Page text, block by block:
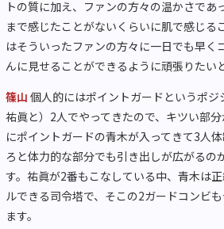
トの質に加え、ファンの方々の温かさであ
まで感じたことがないくらいに肌で感じる
はそういったファンの方々に一日でも早く
んに見せることができるように頑張りたい
篠山 個人的にはポイントガードというポ
祐眞と）2人でやってきたので、キツい部
にポイントガードの青木が入ってきて3人
ろと体力的な部分でも引き出しが広がるの
す。祐眞が2番もこなしている中、青木は
ルできる司令塔で、そこの2ガードコンビ
ます。